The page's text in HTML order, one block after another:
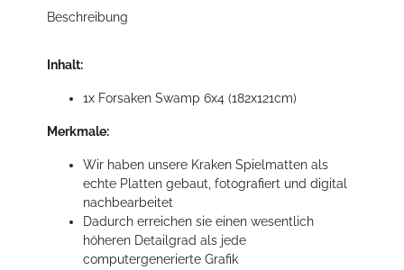
Beschreibung
Inhalt:
1x Forsaken Swamp 6x4 (182x121cm)
Merkmale:
Wir haben unsere Kraken Spielmatten als
echte Platten gebaut, fotografiert und digital
nachbearbeitet
Dadurch erreichen sie einen wesentlich
höheren Detailgrad als jede
computergenerierte Grafik